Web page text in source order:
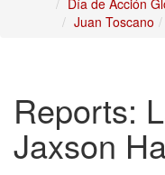
Día de Acción
Juan Toscano
Reports:
Jaxson